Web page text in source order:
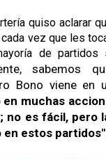
quiso aclarar
vez que les
de partidos
sabemos
Bono viene en
muchas
no es fácil, pero
en estos